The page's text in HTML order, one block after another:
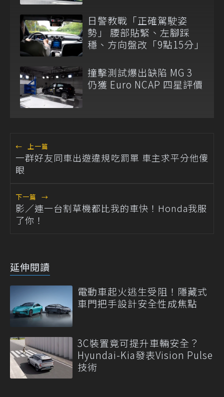
日警教戰「正確駕駛姿
勢」 腰部貼緊、左腳踩
穩、方向盤改「9點15分」
撞擊測試爆出缺陷 MG 3
仍獲 Euro NCAP 四星評價
← 上一篇
一群好友同車出遊違規吃罰單 車主求平分他傻
眼
下一篇 →
影／連一台割草機都比我的車快！Honda我服
了你！
延伸閱讀
電動車起火逃生受阻！隱藏式
車門把手設計安全性成焦點
3C裝置竟可提升車輛安全？
Hyundai-Kia發表Vision Pulse
技術